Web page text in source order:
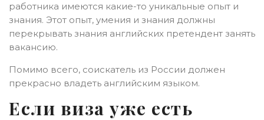
работника имеются какие-то уникальные опыт и
знания. Этот опыт, умения и знания должны
перекрывать знания английских претендент занять
вакансию.
Помимо всего, соискатель из России должен
прекрасно владеть английским языком.
Если виза уже есть